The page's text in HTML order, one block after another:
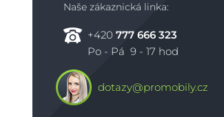
Naše zákaznická linka:
+420 777 666 323
Po - Pá 9 - 17 hod
dotazy@promobily.cz